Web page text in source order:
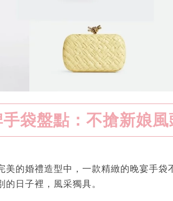
袋盤點：不搶新娘
美的婚禮造型中，一款精緻的晚宴手袋
日子裡，風采獨具。